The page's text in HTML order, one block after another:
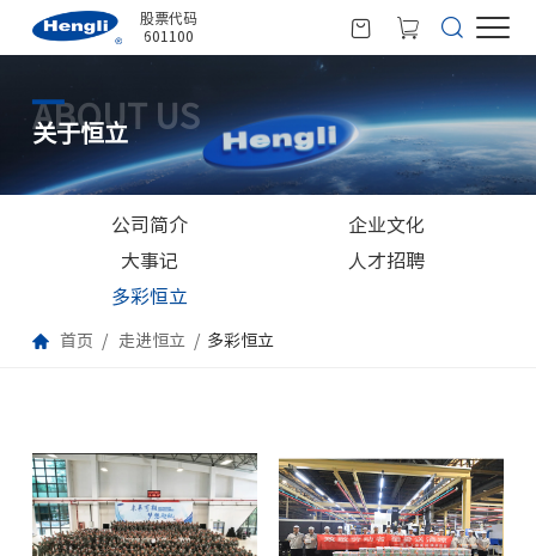
股票代码
601100
ABOUT US
关于恒立
公司简介
企业文化
大事记
人才招聘
多彩恒立
首页 走进恒立 多彩恒立